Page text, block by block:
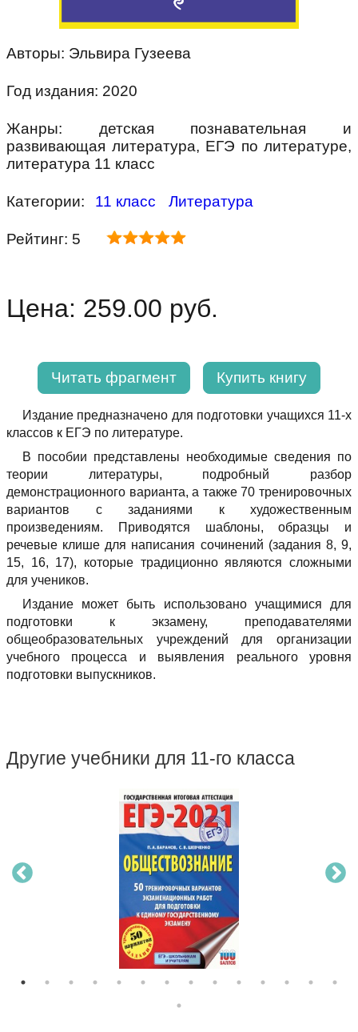
Авторы: Эльвира Гузеева
Год издания: 2020
Жанры: детская познавательная и
развивающая литература, ЕГЭ по литературе,
литература 11 класс
Категории: 11 класс Литература
Рейтинг: 5
Цена: 259.00 руб.
Читать фрагмент Купить книгу
Издание предназначено для подготовки учащихся 11-х
классов к ЕГЭ по литературе.
В пособии представлены необходимые сведения по
теории литературы, подробный разбор
демонстрационного варианта, а также 70 тренировочных
вариантов с заданиями к художественным
произведениям. Приводятся шаблоны, образцы и
речевые клише для написания сочинений (задания 8, 9,
15, 16, 17), которые традиционно являются сложными
для учеников.
Издание может быть использовано учащимися для
подготовки к экзамену, преподавателями
общеобразовательных учреждений для организации
учебного процесса и выявления реального уровня
подготовки выпускников.
Другие учебники для 11-го класса